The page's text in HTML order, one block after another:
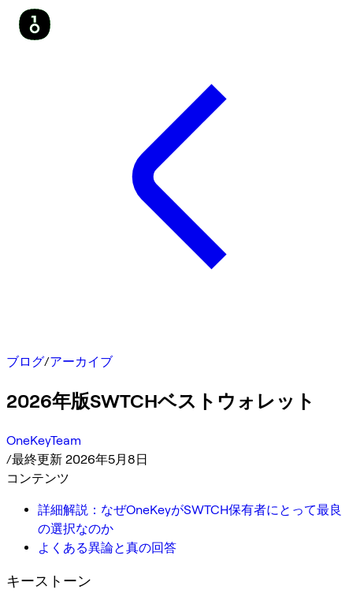
ブログ/アーカイブ
2026年版SWTCHベストウォレット
OneKeyTeam
/最終更新 2026年5月8日
コンテンツ
詳細解説：なぜOneKeyがSWTCH保有者にとって最良
の選択なのか
よくある異論と真の回答
キーストーン